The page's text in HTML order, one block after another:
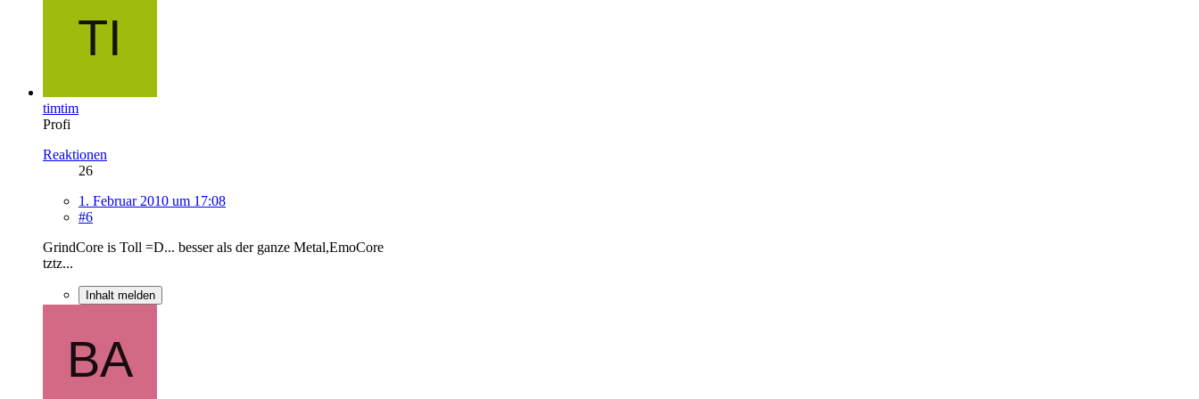
timtim
Profi
Reaktionen
26
1. Februar 2010 um 17:08
#6
GrindCore is Toll =D... besser als der ganze Metal,EmoCore
tztz...
Inhalt melden